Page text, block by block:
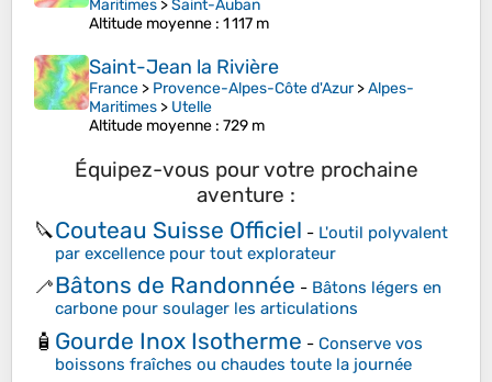
Maritimes >Saint-Auban
Altitude moyenne : 1 117 m
Saint-Jean la Rivière
France > Provence-Alpes-Côte d'Azur>Alpes-
Maritimes > Utelle
Altitude moyenne : 729 m
Équipez-vous pour votre prochaine
aventure :
🔪Couteau Suisse Officiel - L'outil polyvalent
par excellence pour tout explorateur
🦯Bâtons de Randonnée - Bâtons légers en
carbone pour soulager les articulations
🧴 Gourde Inox Isotherme - Conserve vos
boissons fraîches ou chaudes toute la journée